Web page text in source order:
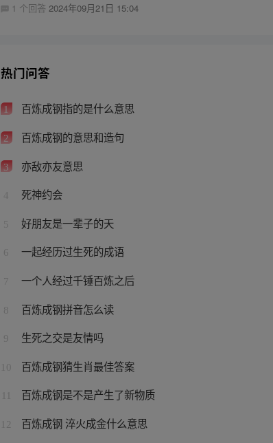
1 个回答2024年09月21日 15:04
热门问答
1 百炼成钢指的是什么意思
2 百炼成钢的意思和造句
3 亦敌亦友意思
4 死神约会
5 好朋友是一辈子的天
6 一起经历过生死的成语
7 一个人经过千锤百炼之后
8 百炼成钢拼音怎么读
9 生死之交是友情吗
10 百炼成钢猜生肖最佳答案
百炼成钢是不是产生了新物质
12 百炼成钢 淬火成金什么意思